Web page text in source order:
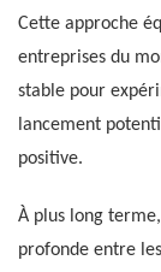
Cette approche
entreprises du
stable pour
lancement
positive.
À plus long
profonde entre